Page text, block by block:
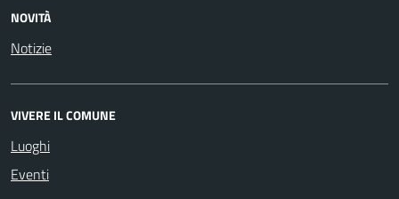
NOVITÀ
Notizie
VIVERE IL COMUNE
Luoghi
Eventi